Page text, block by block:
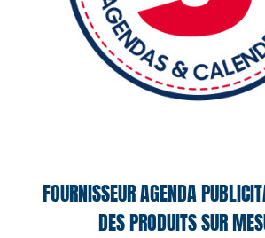
FOURNISSEUR AGENDA
DES PRODUITS SUR